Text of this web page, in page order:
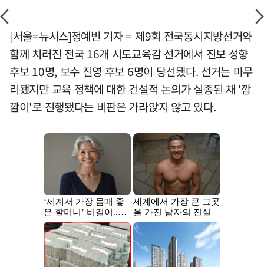
[서울=뉴시스]정예빈 기자 = 제9회 전국동시지방선거와
함께 치러진 전국 16개 시도교육감 선거에서 진보 성향
후보 10명, 보수 진영 후보 6명이 당선됐다. 선거는 마무
리됐지만 교육 정책에 대한 건설적 논의가 실종된 채 '깜
깜이'로 진행됐다는 비판은 가라앉지 않고 있다.